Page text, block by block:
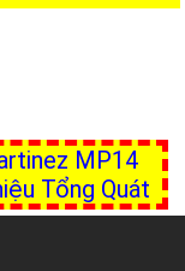
MP14
Tổng Quát